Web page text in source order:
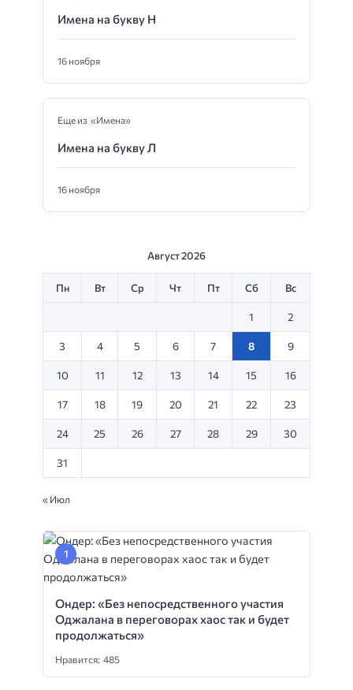
Имена на букву Н
16 ноября
Еще из «Имена»
Имена на букву Л
16 ноября
Август 2026
Пн Вт Ср Чт Пт Сб Вс
1 2
3 4 5 6 7 8 9
10 11 12 13 14 15 16
17 18 19 20 21 22 23
24 25 26 27 28 29 30
31
« Июл
Ондер: «Без непосредственного участия
Оджалана в переговорах хаос так и будет
продолжаться»
Нравится: 485